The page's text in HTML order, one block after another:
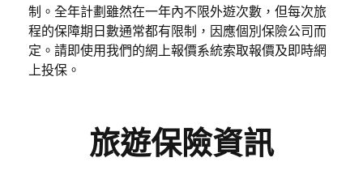
制。全年計劃雖然在一年內不限外遊次數，但每次旅
程的保障期日數通常都有限制，因應個別保險公司而
定。請即使用我們的網上報價系統索取報價及即時網
上投保。
旅遊保險資訊